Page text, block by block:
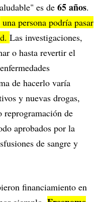
es de 65 años.
una persona podría pasar
Las investigaciones,
o hasta revertir el
de hacerlo varía
y nuevas drogas,
reprogramación de
aprobados por la
de sangre y
financiamiento en